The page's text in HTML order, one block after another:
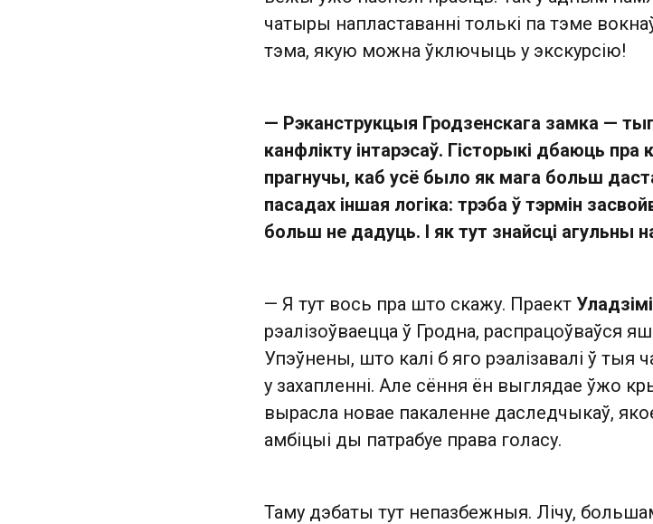
чатыры напластаванні толькі па тэме
тэма, якую можна ўключыць у экскурсію!
— Рэканструкцыя Гродзенскага замка —
канфлікту інтарэсаў. Гісторыкі дбаюць
прагнучы, каб усё было як мага больш
пасадах іншая логіка: трэба ў тэрмін
больш не дадуць. І як тут знайсці агульны
— Я тут вось пра што скажу. Праект
рэалізоўваецца ў Гродна, распрацоўваўся
Упэўнены, што калі б яго рэалізавалі ў тыя
у захапленні. Але сёння ён выглядае ўжо
вырасла новае пакаленне даследчыкаў,
амбіцыі ды патрабуе права голасу.
Таму дэбаты тут непазбежныя. Лічу,